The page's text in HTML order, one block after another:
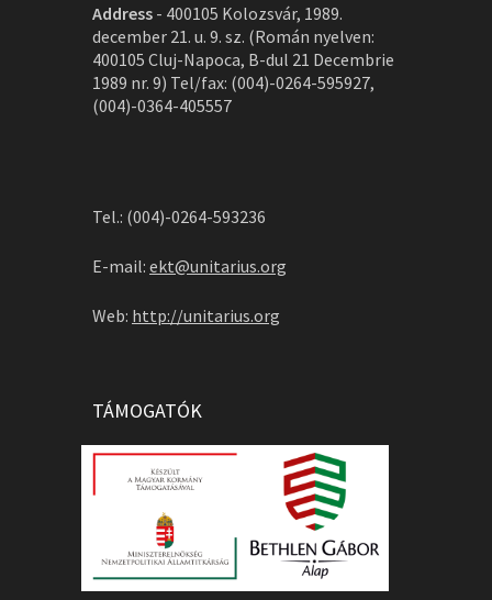
Address - 400105 Kolozsvár, 1989.
december 21. u. 9. sz. (Román nyelven:
400105 Cluj-Napoca, B-dul 21 Decembrie
1989 nr. 9) Tel/fax: (004)-0264-595927,
(004)-0364-405557
Tel.: (004)-0264-593236
E-mail: ekt@unitarius.org
Web: http://unitarius.org
TÁMOGATÓK